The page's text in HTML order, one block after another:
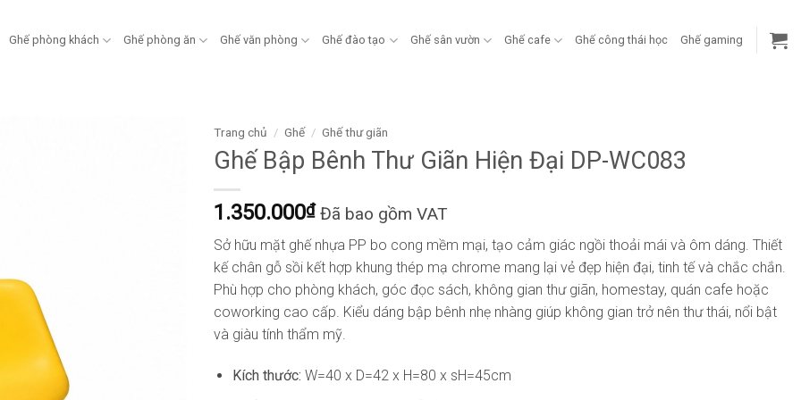
Ghế phòng khách Ghế phòng ăn Ghế văn phòng Ghế đào tạo Ghế sân vườn Ghế cafe Ghế công thái học Ghế gaming
Trang chủ / Ghế / Ghế thư giãn
Ghế Bập Bênh Thư Giãn Hiện Đại DP-WC083
1.350.000₫ Đã bao gồm VAT
Sở hữu mặt ghế nhựa PP bo cong mềm mại, tạo cảm giác ngồi thoải mái và ôm dáng. Thiết
kế chân gỗ sồi kết hợp khung thép mạ chrome mang lại vẻ đẹp hiện đại, tinh tế và chắc chắn.
Phù hợp cho phòng khách, góc đọc sách, không gian thư giãn, homestay, quán cafe hoặc
coworking cao cấp. Kiểu dáng bập bênh nhẹ nhàng giúp không gian trở nên thư thái, nổi bật
và giàu tính thẩm mỹ.
Kích thước: W=40 x D=42 x H=80 x sH=45cm